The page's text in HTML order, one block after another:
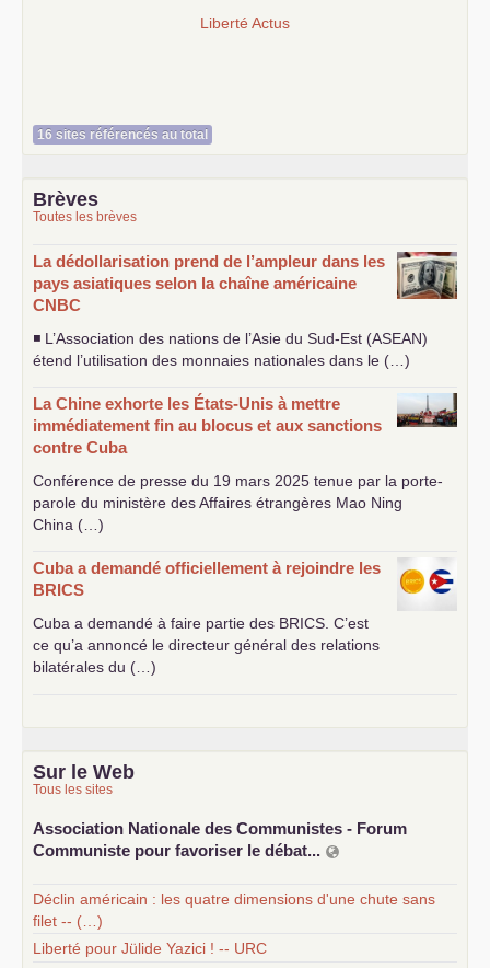
Liberté Actus
16 sites référencés au total
Brèves
Toutes les brèves
La dédollarisation prend de l’ampleur dans les
pays asiatiques selon la chaîne américaine
CNBC
◾ L’Association des nations de l’Asie du Sud-Est (ASEAN)
étend l’utilisation des monnaies nationales dans le (…)
La Chine exhorte les États-Unis à mettre
immédiatement fin au blocus et aux sanctions
contre Cuba
Conférence de presse du 19 mars 2025 tenue par la porte-
parole du ministère des Affaires étrangères Mao Ning
China (…)
Cuba a demandé officiellement à rejoindre les
BRICS
Cuba a demandé à faire partie des BRICS . C’est
ce qu’a annoncé le directeur général des relations
bilatérales du (…)
Sur le Web
Tous les sites
Association Nationale des Communistes - Forum
Communiste pour favoriser le débat...
Déclin américain : les quatre dimensions d'une chute sans
filet -- (…)
Liberté pour Jülide Yazici ! -- URC